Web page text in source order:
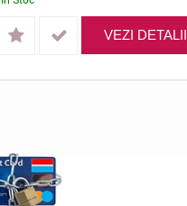
VEZI DETALII